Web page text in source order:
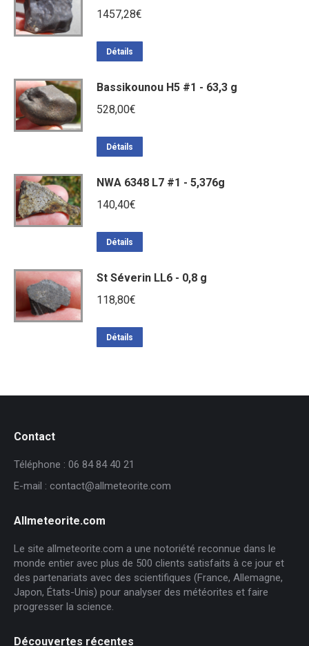
1457,28€
Détails
Bassikounou H5 #1 - 63,3 g
528,00€
Détails
NWA 6348 L7 #1 - 5,376g
140,40€
Détails
St Séverin LL6 - 0,8 g
118,80€
Détails
Contact
Téléphone : 06 84 84 40 21
E-mail : contact@allmeteorite.com
Allmeteorite.com
Le site allmeteorite.com a une notoriété reconnue dans le
monde entier avec plus de 500 clients satisfaits à ce jour et
des partenariats avec des scientifiques (France, Allemagne,
Japon, États-Unis) pour analyser des météorites et faire
progresser la science.
Découvertes récentes